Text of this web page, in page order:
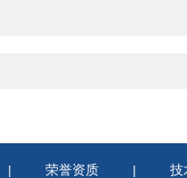
| 荣誉资质 | 技